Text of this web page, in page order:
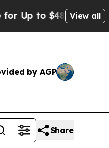
$480,000 AfterView all
by AGP
Share